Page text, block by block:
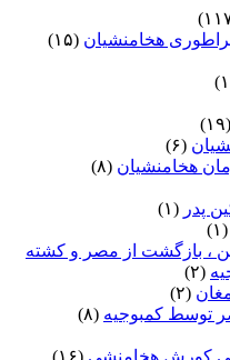
هخامنشیان (۱۵)
(۱۹)
(۶)
هخامنشیان (۸)
پدر (۱)
(۱)
، بازگشت از مصر و کشته
(۲)
(۲)
توسط کمبوجیه (۸)
کورش هخامنشی (۱۶)